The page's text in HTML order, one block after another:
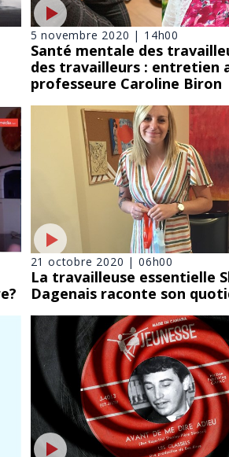
5 novembre 2020 | 14h00
Santé mentale des
des travailleurs : entretien
professeure Caroline Biron
21 octobre 2020 | 06h00
La travailleuse essentielle
Dagenais raconte son